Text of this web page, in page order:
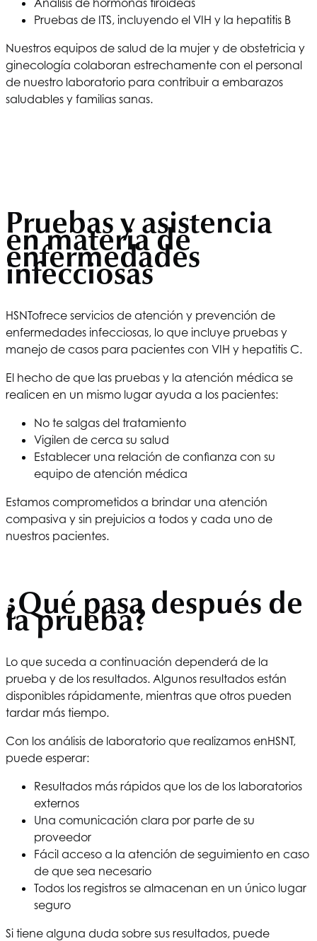
Análisis de hormonas tiroideas
Pruebas de ITS, incluyendo el VIH y la hepatitis B
Nuestros equipos de salud de la mujer y de obstetricia y
ginecología colaboran estrechamente con el personal
de nuestro laboratorio para contribuir a embarazos
saludables y familias sanas.
Pruebas y asistencia
en materia de
enfermedades
infecciosas
HSNTofrece servicios de atención y prevención de
enfermedades infecciosas, lo que incluye pruebas y
manejo de casos para pacientes con VIH y hepatitis C.
El hecho de que las pruebas y la atención médica se
realicen en un mismo lugar ayuda a los pacientes:
No te salgas del tratamiento
Vigilen de cerca su salud
Establecer una relación de confianza con su
equipo de atención médica
Estamos comprometidos a brindar una atención
compasiva y sin prejuicios a todos y cada uno de
nuestros pacientes.
¿Qué pasa después de
la prueba?
Lo que suceda a continuación dependerá de la
prueba y de los resultados. Algunos resultados están
disponibles rápidamente, mientras que otros pueden
tardar más tiempo.
Con los análisis de laboratorio que realizamos enHSNT,
puede esperar:
Resultados más rápidos que los de los laboratorios
externos
Una comunicación clara por parte de su
proveedor
Fácil acceso a la atención de seguimiento en caso
de que sea necesario
Todos los registros se almacenan en un único lugar
seguro
Si tiene alguna duda sobre sus resultados, puede